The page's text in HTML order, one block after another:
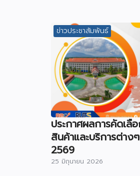
ข่าวประชาสัมพันธ์
ประกาศผลการคัดเลื
สินค้าและบริการต่าง
2569
25 มิถุนายน 2026